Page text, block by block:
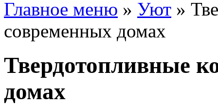
Главное меню » Уют »
современных домах
Твердотопливные
домах